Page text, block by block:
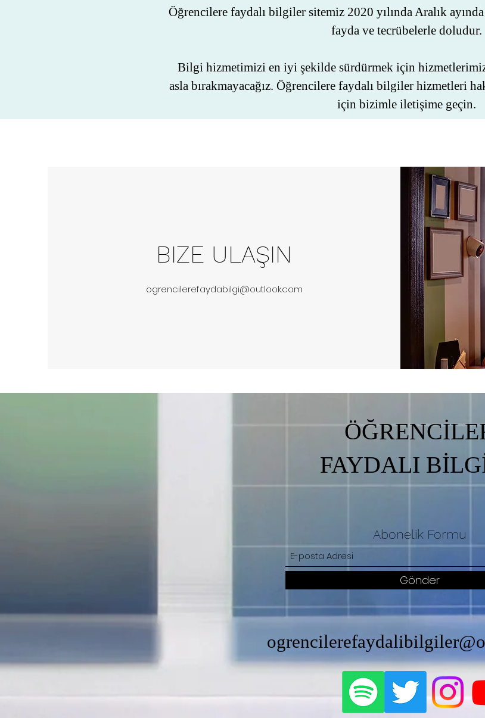
Öğrencilere faydalı bilgiler sitemiz 2020 yılında Aralık
fayda ve tecrübelerle doludur.
Bilgi hizmetimizi en iyi şekilde sürdürmek için
asla bırakmayacağız. Öğrencilere faydalı bilgiler hizmetleri
için bizimle iletişime geçin.
BIZE ULAŞIN
ogrencilerefaydabilgi@outlook.com
FAYDALI
Abonelik Formu
Gönder